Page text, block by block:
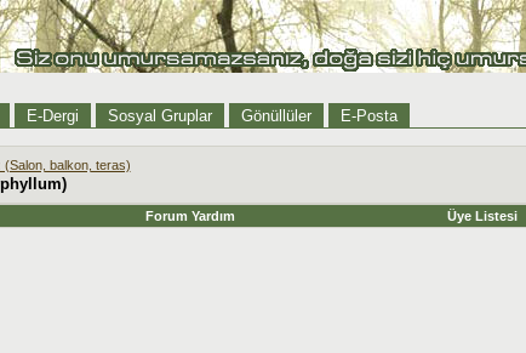
E-Dergi Sosyal Gruplar Gönüllüler E-Posta
(Salon, balkon, teras)
Forum Yardım Üye Listesi